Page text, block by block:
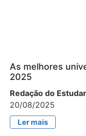
As melhores
2025
Redação do
20/08/2025
Ler mais